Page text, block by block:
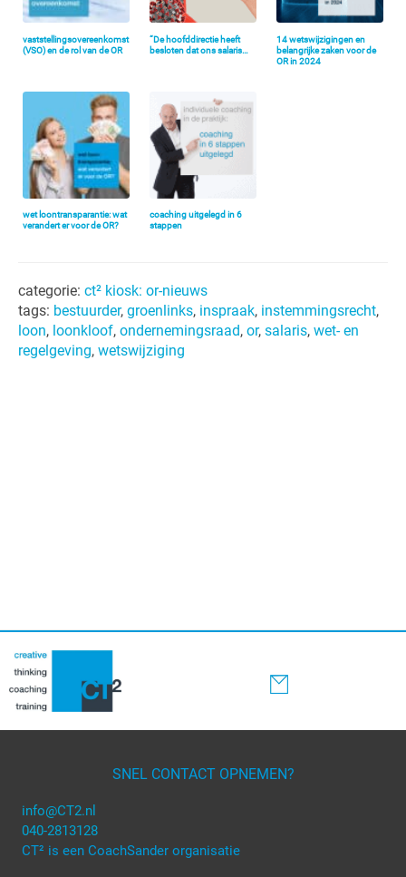
vaststellingsovereenkomst
(VSO) en de rol van de OR
“De hoofddirectie heeft
besloten dat ons salaris…
14 wetswijzigingen en
belangrijke zaken voor de
OR in 2024
wet loontransparantie: wat
verandert er voor de OR?
coaching uitgelegd in 6
stappen
categorie: ct² kiosk: or-nieuws
tags: bestuurder, groenlinks, inspraak, instemmingsrecht,
loon, loonkloof, ondernemingsraad, or, salaris, wet- en
regelgeving, wetswijziging
SNEL CONTACT OPNEMEN?
info@CT2.nl
040-2813128
CT² is een CoachSander organisatie